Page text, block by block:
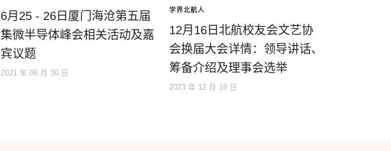
6月25 - 26日厦门海沧第五届
集微半导体峰会相关活动及嘉
宾议题
2021 年 06 月 30 日
学界北航人
12月16日北航校友会文艺协
会换届大会详情：领导讲话、
筹备介绍及理事会选举
2023 年 12 月 18 日